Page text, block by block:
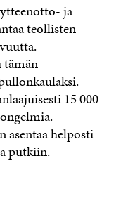
ja
teollisten
15 000
asentaa helposti
putkiin.